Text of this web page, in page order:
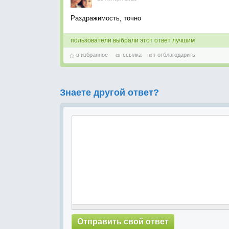
Раздражимость, точно
пользователи выбрали этот ответ лучшим
в избранное ссылка отблагодарить
Знаете другой ответ?